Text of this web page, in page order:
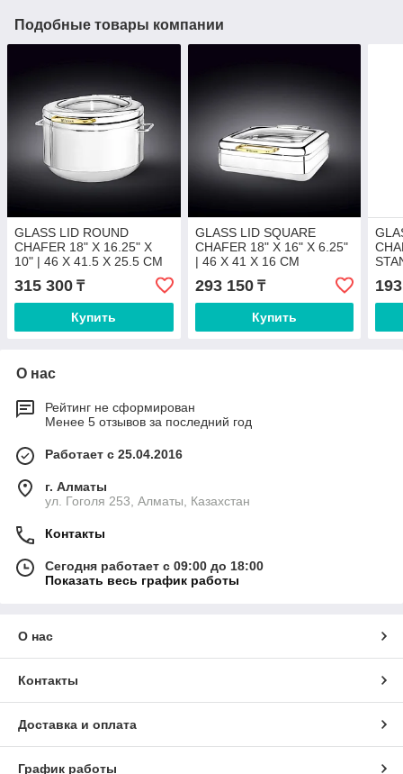
Подобные товары компании
GLASS LID ROUND
CHAFER 18" X 16.25" X
10" | 46 X 41.5 X 25.5 CM
300 FL OZ | 9 L
315 300 ₸
Купить
GLASS LID SQUARE
CHAFER 18" X 16" X 6.25"
| 46 X 41 X 16 CM
293 150₸
Купить
OZ
О нас
Рейтинг не сформирован
Менее 5 отзывов за последний год
Работает с 25.04.2016
г. Алматы
ул. Гоголя 253, Алматы, Казахстан
Контакты
Сегодня работает с 09:00 до 18:00
Показать весь график работы
О нас
Контакты
Доставка и оплата
График работы